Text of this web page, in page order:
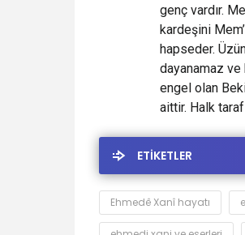
genç vardır.
kardeşini
hapseder.
dayanamaz ve
engel olan
aittir. Halk
ETİKETLER
Ehmedê Xanî hayatı